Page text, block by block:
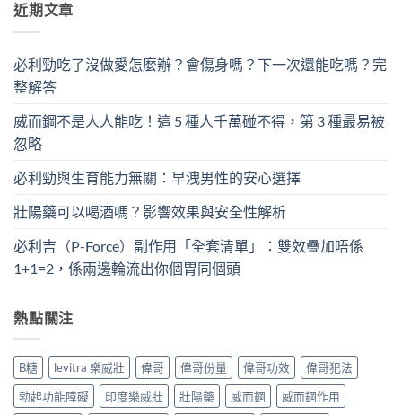
近期文章
必利勁吃了沒做愛怎麼辦？會傷身嗎？下一次還能吃嗎？完
整解答
威而鋼不是人人能吃！這 5 種人千萬碰不得，第 3 種最易被
忽略
必利勁與生育能力無關：早洩男性的安心選擇
壯陽藥可以喝酒嗎？影響效果與安全性解析
必利吉（P-Force）副作用「全套清單」：雙效疊加唔係
1+1=2，係兩邊輪流出你個胃同個頭
熱點關注
B糖 levitra 樂威壯 偉哥 偉哥份量 偉哥功效
偉哥犯法
勃起功能障礙
印度樂威壯 壯陽藥 威而鋼 威而鋼作用